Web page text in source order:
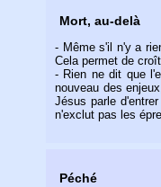
Mort, au-delà
- Même s'il n'y a
Cela permet de
- Rien ne dit que
nouveau des
Jésus parle
n'exclut pas les
Péché